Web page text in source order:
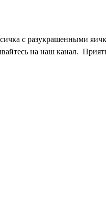
с разукрашенными
на наш канал.